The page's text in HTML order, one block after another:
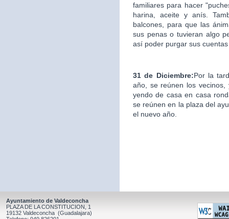
familiares para hacer
harina, aceite y anís.
balcones, para que las
sus penas o tuvieran algo
así poder purgar sus
31 de Diciembre:Por la
año, se reúnen los
yendo de casa en casa
se reúnen en la plaza del
el nuevo año.
Ayuntamiento de Valdeconcha
PLAZA DE LA CONSTITUCION, 1
19132 Valdeconcha (Guadalajara)